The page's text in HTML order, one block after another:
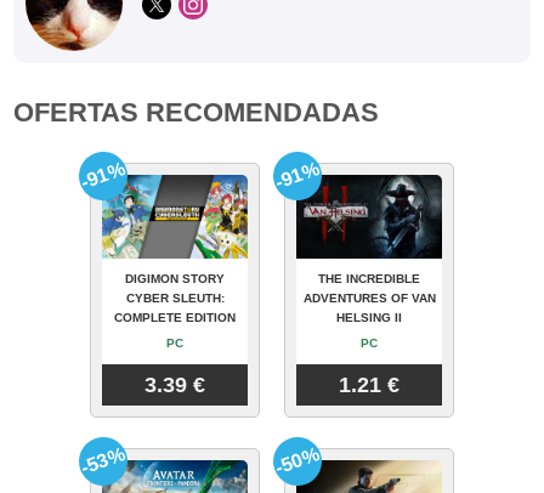
OFERTAS RECOMENDADAS
DIGIMON STORY
CYBER SLEUTH:
COMPLETE EDITION
PC
3.39 €
-91%
THE INCREDIBLE
ADVENTURES OF VAN
HELSING II
PC
1.21 €
-91%
-53% -50%